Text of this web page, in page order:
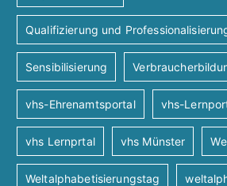
Qualifizierung und
Sensibilisierung
vhs-Ehrenamtsportal vhs-
vhs Lernprtal vhs Münster
Weltalphabetisierungstag